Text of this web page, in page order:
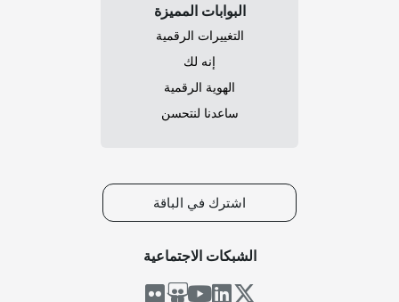
البوابات المميزة
التغييرات الرقمية
إنه لك
الهوية الرقمية
ساعدنا لنتحسن
اشترك في الباقة
الشبكات الاجتماعية